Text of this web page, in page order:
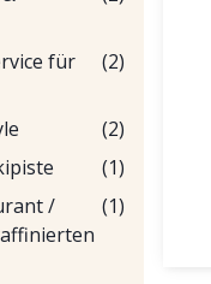
für
(2)
(2)
(1)
/
(1)